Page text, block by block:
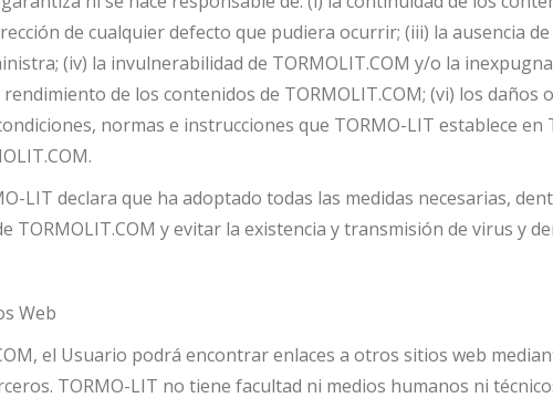
de cualquier defecto que pudiera ocurrir; (iii) la ausencia
(iv) la invulnerabilidad de TORMOLIT.COM y/o la
de los contenidos de TORMOLIT.COM; (vi) los
normas e instrucciones que TORMO-LIT establece en
LIT declara que ha adoptado todas las medidas necesarias,
TORMOLIT.COM y evitar la existencia y transmisión de virus y
Web
el Usuario podrá encontrar enlaces a otros sitios web
TORMO-LIT no tiene facultad ni medios humanos ni